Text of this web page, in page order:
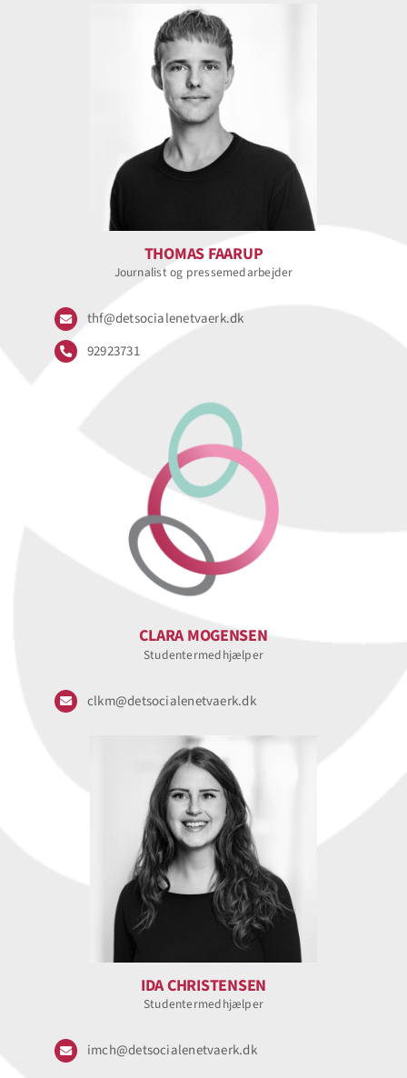
THOMAS FAARUP
Journalist og pressemedarbejder
thf@detsocialenetvaerk.dk
92923731
CLARA MOGENSEN
Studentermedhjælper
clkm@detsocialenetvaerk.dk
IDA CHRISTENSEN
Studentermedhjælper
imch@detsocialenetvaerk.dk